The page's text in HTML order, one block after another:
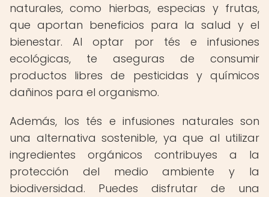
naturales, como hierbas, especias y frutas,
que aportan beneficios para la salud y el
bienestar. Al optar por tés e infusiones
ecológicas, te aseguras de consumir
productos libres de pesticidas y químicos
dañinos para el organismo.
Además, los tés e infusiones naturales son
una alternativa sostenible, ya que al utilizar
ingredientes orgánicos contribuyes a la
protección del medio ambiente y la
biodiversidad. Puedes disfrutar de una